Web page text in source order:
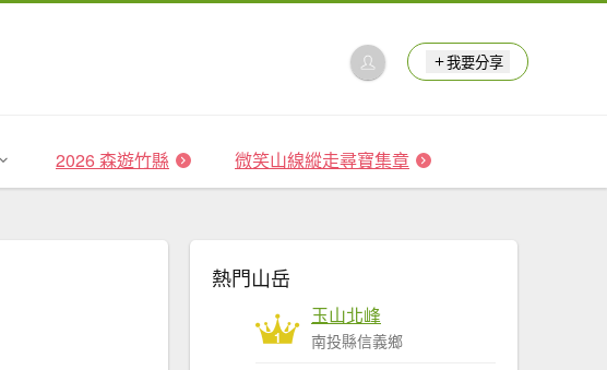
我要分享
2026 森遊竹縣 微笑山線縱走尋寶集章
熱門山岳
1
玉山北峰
南投縣信義鄉